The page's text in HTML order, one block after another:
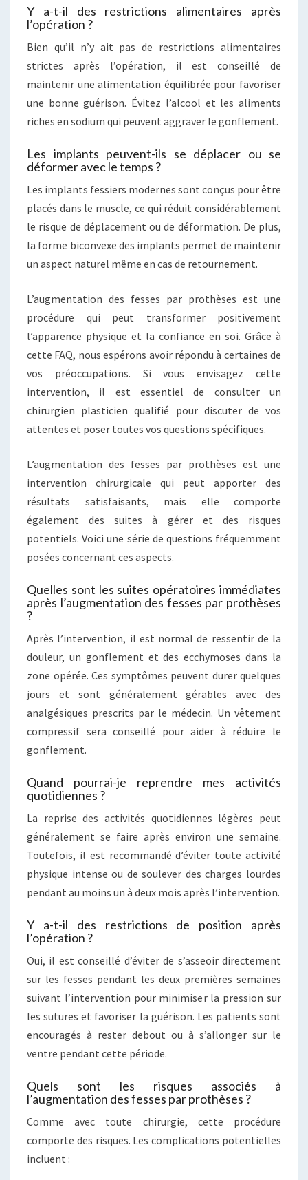
Y a-t-il des restrictions alimentaires après
l’opération ?
Bien qu’il n’y ait pas de restrictions alimentaires
strictes après l’opération, il est conseillé de
maintenir une alimentation équilibrée pour favoriser
une bonne guérison. Évitez l’alcool et les aliments
riches en sodium qui peuvent aggraver le gonflement.
Les implants peuvent-ils se déplacer ou se
déformer avec le temps ?
Les implants fessiers modernes sont conçus pour être
placés dans le muscle, ce qui réduit considérablement
le risque de déplacement ou de déformation. De plus,
la forme biconvexe des implants permet de maintenir
un aspect naturel même en cas de retournement.
L’augmentation des fesses par prothèses est une
procédure qui peut transformer positivement
l’apparence physique et la confiance en soi. Grâce à
cette FAQ, nous espérons avoir répondu à certaines de
vos préoccupations. Si vous envisagez cette
intervention, il est essentiel de consulter un
chirurgien plasticien qualifié pour discuter de vos
attentes et poser toutes vos questions spécifiques.
L’augmentation des fesses par prothèses est une
intervention chirurgicale qui peut apporter des
résultats satisfaisants, mais elle comporte
également des suites à gérer et des risques
potentiels. Voici une série de questions fréquemment
posées concernant ces aspects.
Quelles sont les suites opératoires immédiates
après l’augmentation des fesses par prothèses
?
Après l’intervention, il est normal de ressentir de la
douleur, un gonflement et des ecchymoses dans la
zone opérée. Ces symptômes peuvent durer quelques
jours et sont généralement gérables avec des
analgésiques prescrits par le médecin. Un vêtement
compressif sera conseillé pour aider à réduire le
gonflement.
Quand pourrai-je reprendre mes activités
quotidiennes ?
La reprise des activités quotidiennes légères peut
généralement se faire après environ une semaine.
Toutefois, il est recommandé d’éviter toute activité
physique intense ou de soulever des charges lourdes
pendant au moins un à deux mois après l’intervention.
Y a-t-il des restrictions de position après
l’opération ?
Oui, il est conseillé d’éviter de s’asseoir directement
sur les fesses pendant les deux premières semaines
suivant l’intervention pour minimiser la pression sur
les sutures et favoriser la guérison. Les patients sont
encouragés à rester debout ou à s’allonger sur le
ventre pendant cette période.
Quels sont les risques associés à
l’augmentation des fesses par prothèses ?
Comme avec toute chirurgie, cette procédure
comporte des risques. Les complications potentielles
incluent :